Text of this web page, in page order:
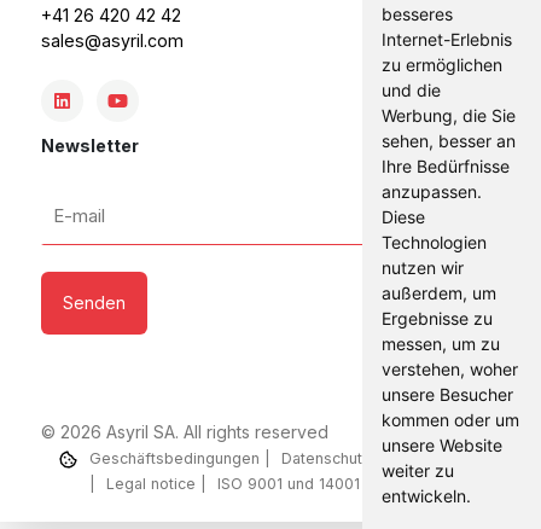
besseres
Internet-Erlebnis
zu ermöglichen
und die
Werbung, die Sie
sehen, besser an
Ihre Bedürfnisse
anzupassen.
Diese
Technologien
nutzen wir
außerdem, um
Ergebnisse zu
messen, um zu
verstehen, woher
unsere Besucher
kommen oder um
unsere Website
weiter zu
entwickeln.
+41 26 420 42 42
sales@asyril.com
Newsletter
mail
© 2026 Asyril SA. All rights reserved
Geschäftsbedingungen
Datenschutz-Bestimmungen
Legal notice
ISO 9001 und 14001 Zertifikat